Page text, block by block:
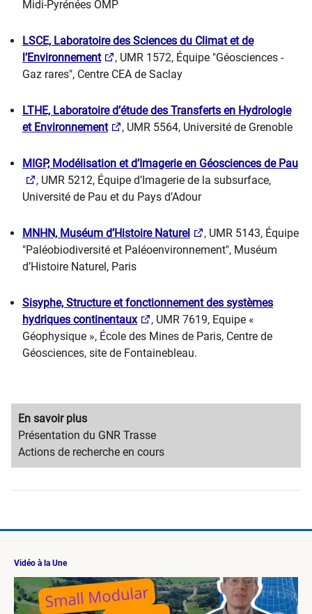
Midi-Pyrénées OMP
LSCE, Laboratoire des Sciences du Climat et de
l’Environnement
, UMR 1572, Équipe "Géosciences -
Gaz rares", Centre CEA de Saclay
LTHE, Laboratoire d’étude des Transferts en Hydrologie
et Environnement
, UMR 5564, Université de Grenoble
MIGP, Modélisation et d’Imagerie en Géosciences de Pau
, UMR 5212, Équipe d’Imagerie de la subsurface,
Université de Pau et du Pays d’Adour
MNHN, Muséum d’Histoire Naturel
, UMR 5143, Équipe
"Paléobiodiversité et Paléoenvironnement", Muséum
d’Histoire Naturel, Paris
Sisyphe, Structure et fonctionnement des systèmes
hydriques continentaux
, UMR 7619, Equipe «
Géophysique », École des Mines de Paris, Centre de
Géosciences, site de Fontainebleau.
Migration
content
title
En savoir plus
Migration
content
text
Présentation du GNR Trasse
Actions de recherche en cours
Vidéo à la Une